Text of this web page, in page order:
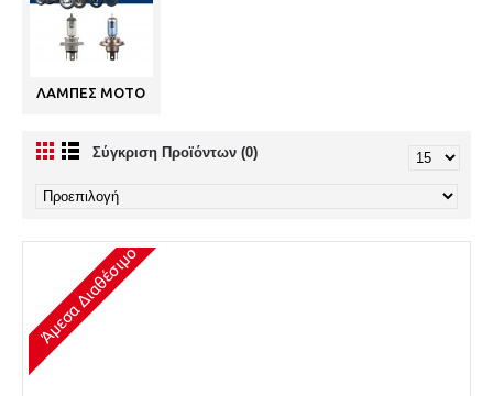
ΛΑΜΠΕΣ ΜΟΤΟ
Σύγκριση Προϊόντων (0)
Άμεσα Διαθέσιμο